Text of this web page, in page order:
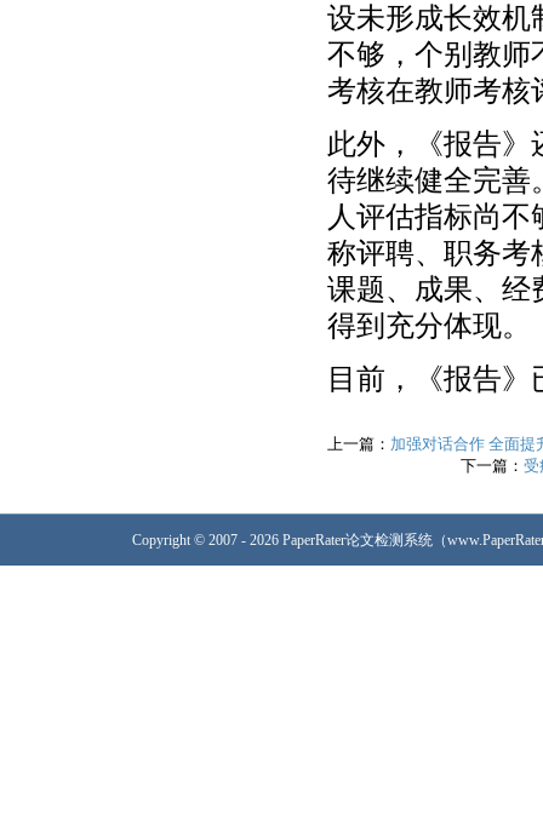
设未形成长效机
不够，个别教师
考核在教师考核
此外，《报告
待继续健全完善
人评估指标尚
称评聘、职务考
课题、成果、经
得到充分体现。
目前，《报告
上一篇： 加强对话合作 全面
下一篇： 受
Copyright © 2007 - 2026 PaperRater论文检测系统（